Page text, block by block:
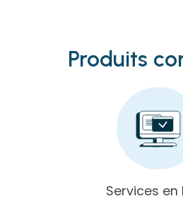
Produits
Services en